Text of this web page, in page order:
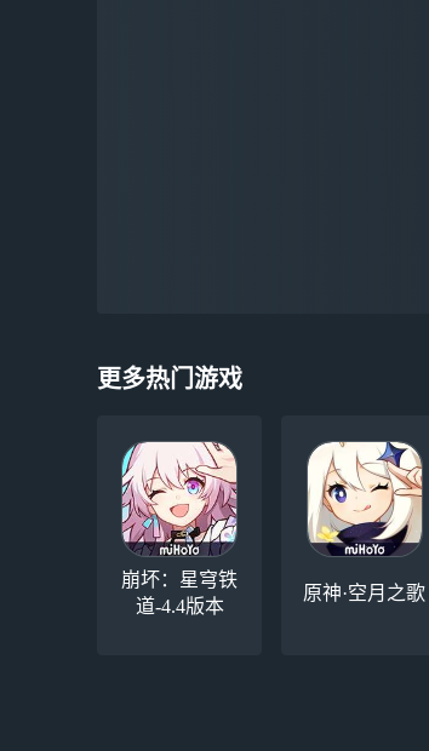
更多热门游戏
崩坏：星穹铁
道-4.4版本
原神·空月之歌